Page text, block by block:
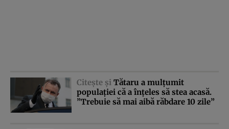
Citeşte şi Tătaru a mulţumit
populaţiei că a înţeles să stea acasă.
”Trebuie să mai aibă răbdare 10 zile”